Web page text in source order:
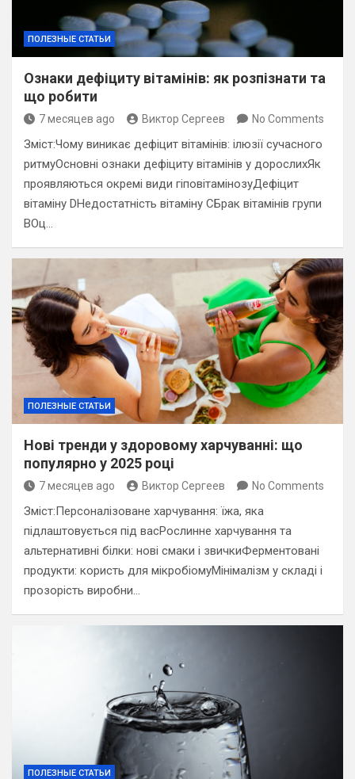
ПОЛЕЗНЫЕ СТАТЬИ
Ознаки дефіциту вітамінів: як розпізнати та
що робити
7 месяцев ago Виктор Сергеев No Comments
Зміст:Чому виникає дефіцит вітамінів: ілюзії сучасного
ритмуОсновні ознаки дефіциту вітамінів у дорослихЯк
проявляються окремі види гіповітамінозуДефіцит
вітаміну DНедостатність вітаміну СБрак вітамінів групи
ВОц…
ПОЛЕЗНЫЕ СТАТЬИ
Нові тренди у здоровому харчуванні: що
популярно у 2025 році
7 месяцев ago Виктор Сергеев No Comments
Зміст:Персоналізоване харчування: їжа, яка
підлаштовується під васРослинне харчування та
альтернативні білки: нові смаки і звичкиФерментовані
продукти: користь для мікробіомуМінімалізм у складі і
прозорість виробни…
ПОЛЕЗНЫЕ СТАТЬИ